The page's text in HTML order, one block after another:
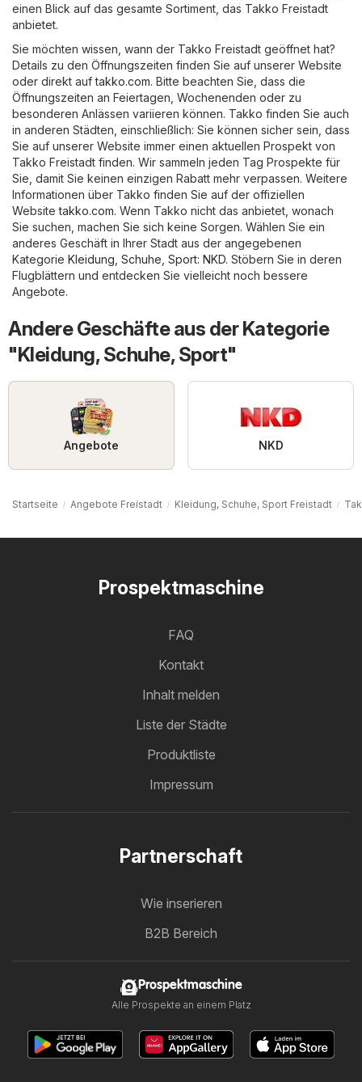
einen Blick auf das gesamte Sortiment, das Takko Freistadt
anbietet.
Sie möchten wissen, wann der Takko Freistadt geöffnet hat?
Details zu den Öffnungszeiten finden Sie auf unserer Website
oder direkt auftakko.com. Bitte beachten Sie, dass die
Öffnungszeiten an Feiertagen, Wochenenden oder zu
besonderen Anlässen variieren können. Takko finden Sie auch
in anderen Städten, einschließlich: Sie können sicher sein, dass
Sie auf unserer Website immer einen aktuellen Prospekt von
Takko Freistadt finden. Wir sammeln jeden Tag Prospekte für
Sie, damit Sie keinen einzigen Rabatt mehr verpassen. Weitere
Informationen über Takko finden Sie auf der offiziellen
Websitetakko.com. Wenn Takko nicht das anbietet, wonach
Sie suchen, machen Sie sich keine Sorgen. Wählen Sie ein
anderes Geschäft in Ihrer Stadt aus der angegebenen
Kategorie Kleidung, Schuhe, Sport: NKD. Stöbern Sie in deren
Flugblättern und entdecken Sie vielleicht noch bessere
Angebote.
Andere Geschäfte aus der Kategorie
"Kleidung, Schuhe, Sport"
Angebote NKD
Startseite Angebote Freistadt Kleidung, Schuhe, Sport Freistadt
Prospektmaschine
FAQ
Kontakt
Inhalt melden
Liste der Städte
Produktliste
Impressum
Partnerschaft
Wie inserieren
B2B Bereich
Prospektmaschine
Alle Prospekte an einem Platz